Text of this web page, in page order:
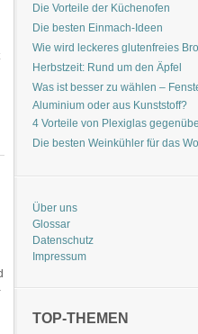
Die Vorteile der Küchenofen
Die besten Einmach-Ideen
Wie wird leckeres glutenfreies
Herbstzeit: Rund um den Äpfel
Was ist besser zu wählen –
Aluminium oder aus Kunststoff?
4 Vorteile von Plexiglas
Die besten Weinkühler für das
Über uns
Glossar
Datenschutz
Impressum
TOP-THEMEN